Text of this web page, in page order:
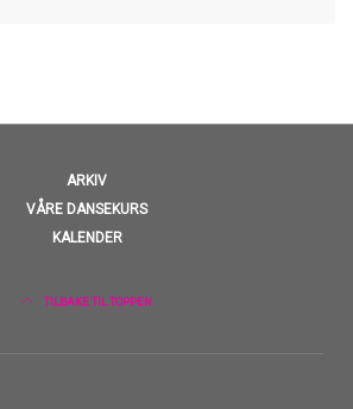
ARKIV
VÅRE DANSEKURS
KALENDER
TILBAKE TIL TOPPEN